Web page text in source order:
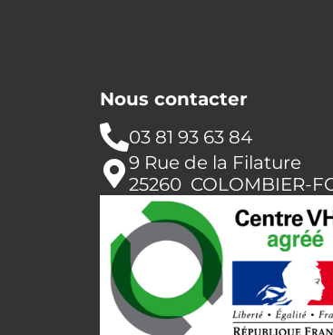
Nous contacter
03 81 93 63 84
9 Rue de la Filature
25260 COLOMBIER-